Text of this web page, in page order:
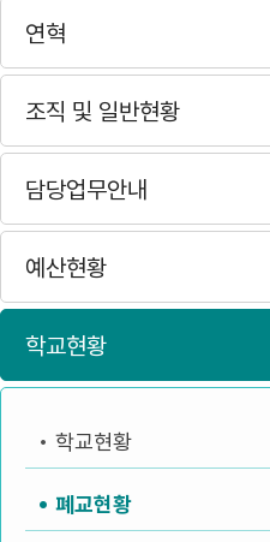
연혁
조직 및 일반현황
담당업무안내
예산현황
학교현황
학교현황
폐교현황